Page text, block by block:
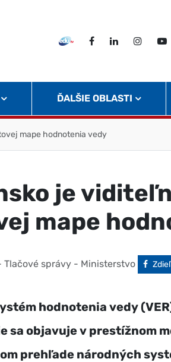
EDU TVFacebookLinkedIn
ĎALŠIE OBLASTI
mape hodnotenia vedy
je
mape
Tlačové správy - Ministerstvo
hodnotenia vedy
sa objavuje v prestížnom
prehľade národných